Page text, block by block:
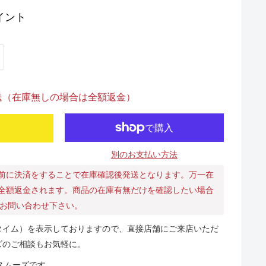
ント
在庫無しの場合は全額返金）
別のお支払い方法
に決済をすることで在庫確認後発送となります。万一在
額返金されます。商品の在庫有無だけを確認したい場合
問い合わせ下さい。
ム）を表示しておりますので、直接店舗にご来店いただ
ご相談もお気軽に。